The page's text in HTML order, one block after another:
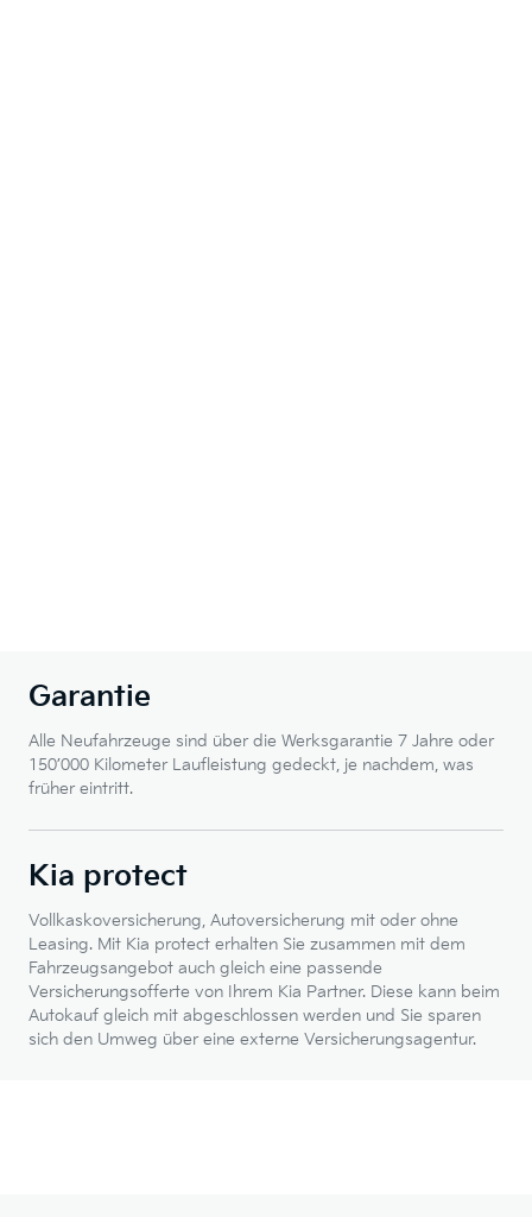
Garantie
Alle Neufahrzeuge sind über die Werksgarantie 7 Jahre oder
150’000 Kilometer Laufleistung gedeckt, je nachdem, was
früher eintritt.
Kia protect
Vollkaskoversicherung, Autoversicherung mit oder ohne
Leasing. Mit Kia protect erhalten Sie zusammen mit dem
Fahrzeugsangebot auch gleich eine passende
Versicherungsofferte von Ihrem Kia Partner. Diese kann beim
Autokauf gleich mit abgeschlossen werden und Sie sparen
sich den Umweg über eine externe Versicherungsagentur.